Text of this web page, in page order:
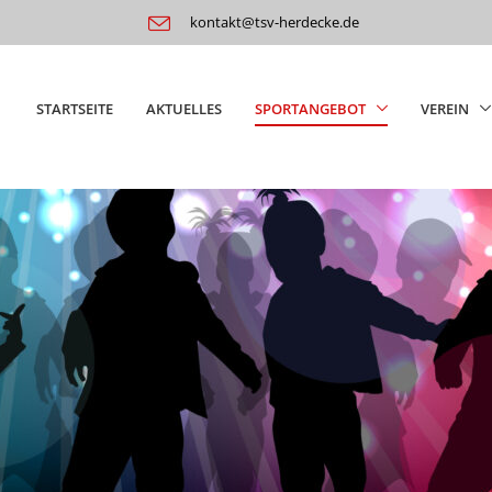
E-Mail:
kontakt@tsv-herdecke.de
STARTSEITE AKTUELLES SPORTANGEBOT VEREIN